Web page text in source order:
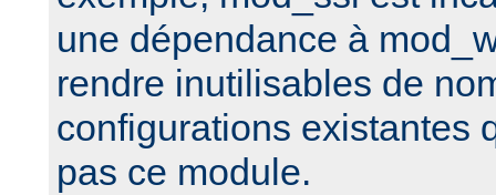
une dépendance à
rendre inutilisables de
configurations existantes
pas ce module.